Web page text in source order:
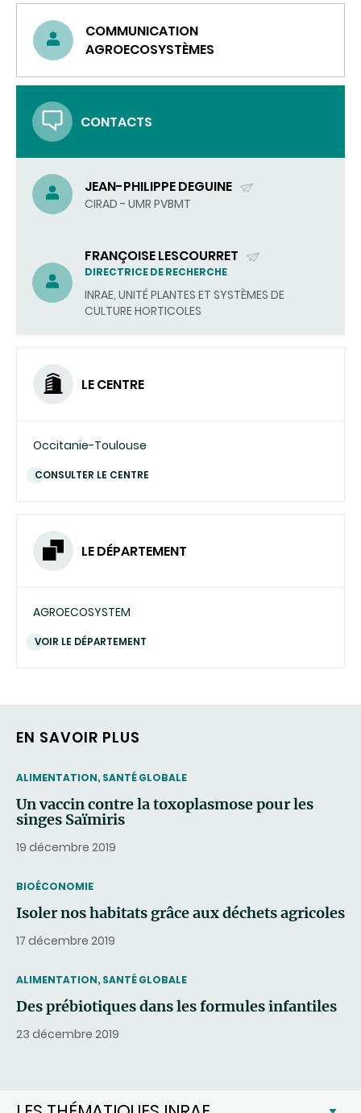
COMMUNICATION
AGROECOSYSTÈMES
CONTACTS
JEAN-PHILIPPE DEGUINE
(ENVOYER
CIRAD - UMR PVBMT
FRANÇOISE LESCOURRET
(ENVOYER
UN
COURRIEL)
DIRECTRICE DE RECHERCHE
INRAE, UNITÉ PLANTES ET SYSTÈMES DE
CULTURE HORTICOLES
LE CENTRE
Occitanie-Toulouse
CONSULTER LE CENTRE
LE DÉPARTEMENT
AGROECOSYSTEM
VOIR LE DÉPARTEMENT
EN SAVOIR PLUS
THEMATIC
ALIMENTATION, SANTÉ GLOBALE
Un vaccin contre la toxoplasmose pour les
singes Saïmiris
19 décembre 2019
THEMATIC
BIOÉCONOMIE
Isoler nos habitats grâce aux déchets agricoles
17 décembre 2019
THEMATIC
ALIMENTATION, SANTÉ GLOBALE
Des prébiotiques dans les formules infantiles
23 décembre 2019